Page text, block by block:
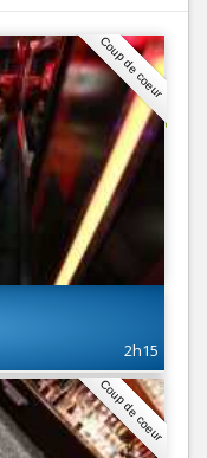
Coup de coeur
2h15
Coup de coeur